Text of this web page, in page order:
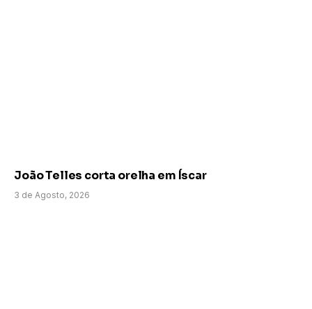
João Telles corta orelha em Íscar
3 de Agosto, 2026